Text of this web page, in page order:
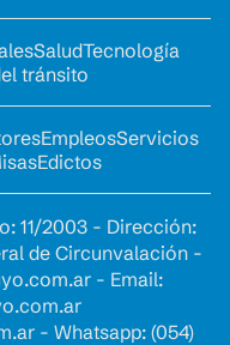
SaludTecnología
tránsito
EmpleosServicios
Edictos
11/2003 - Dirección:
de Circunvalación -
- Email:
- Whatsapp: (054)